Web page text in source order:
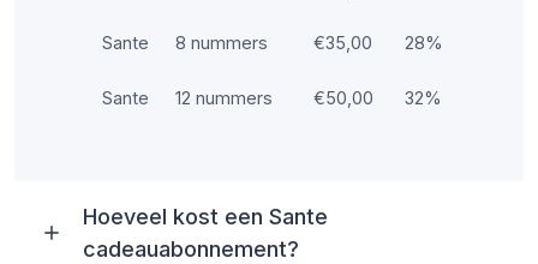
Sante 8 nummers €35,00 28%
Sante 12 nummers €50,00 32%
Hoeveel kost een Sante
cadeauabonnement?